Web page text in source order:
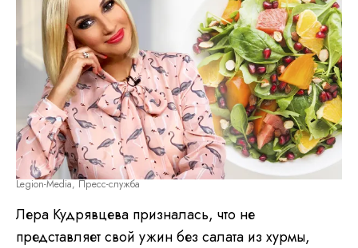
Legion-Media, Пресс-служба
Лера Кудрявцева призналась, что не
представляет свой ужин без салата из хурмы,